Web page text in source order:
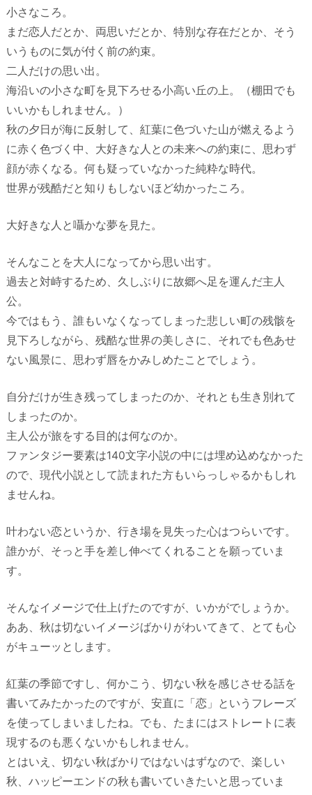
小さなころ。
まだ恋人だとか、両思いだとか、特別な存在だとか、そう
いうものに気が付く前の約束。
二人だけの思い出。
海沿いの小さな町を見下ろせる小高い丘の上。（棚田でも
いいかもしれません。）
秋の夕日が海に反射して、紅葉に色づいた山が燃えるよう
に赤く色づく中、大好きな人との未来への約束に、思わず
顔が赤くなる。何も疑っていなかった純粋な時代。
世界が残酷だと知りもしないほど幼かったころ。
大好きな人と囁かな夢を見た。
そんなことを大人になってから思い出す。
過去と対峙するため、久しぶりに故郷へ足を運んだ主人
公。
今ではもう、誰もいなくなってしまった悲しい町の残骸を
見下ろしながら、残酷な世界の美しさに、それでも色あせ
ない風景に、思わず唇をかみしめたことでしょう。
自分だけが生き残ってしまったのか、それとも生き別れて
しまったのか。
主人公が旅をする目的は何なのか。
ファンタジー要素は140文字小説の中には埋め込めなかった
ので、現代小説として読まれた方もいらっしゃるかもしれ
ませんね。
叶わない恋というか、行き場を見失った心はつらいです。
誰かが、そっと手を差し伸べてくれることを願っていま
す。
そんなイメージで仕上げたのですが、いかがでしょうか。
ああ、秋は切ないイメージばかりがわいてきて、とても心
がキューッとします。
紅葉の季節ですし、何かこう、切ない秋を感じさせる話を
書いてみたかったのですが、安直に「恋」というフレーズ
を使ってしまいましたね。でも、たまにはストレートに表
現するのも悪くないかもしれません。
とはいえ、切ない秋ばかりではないはずなので、楽しい
秋、ハッピーエンドの秋も書いていきたいと思っていま